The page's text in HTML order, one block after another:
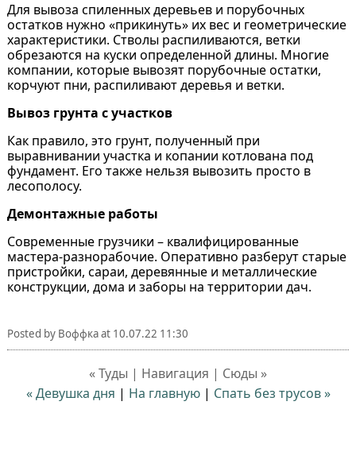
Для вывоза спиленных деревьев и порубочных
остатков нужно «прикинуть» их вес и геометрические
характеристики. Стволы распиливаются, ветки
обрезаются на куски определенной длины. Многие
компании, которые вывозят порубочные остатки,
корчуют пни, распиливают деревья и ветки.
Вывоз грунта с участков
Как правило, это грунт, полученный при
выравнивании участка и копании котлована под
фундамент. Его также нельзя вывозить просто в
лесополосу.
Демонтажные работы
Современные грузчики – квалифицированные
мастера-разнорабочие. Оперативно разберут старые
пристройки, сараи, деревянные и металлические
конструкции, дома и заборы на территории дач.
Posted by Воффкаat 10.07.22 11:30
« Туды | Навигация | Сюды »
« Девушка дня | На главную| Спать без трусов »